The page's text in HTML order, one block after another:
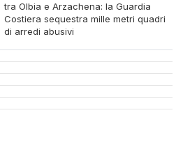
tra Olbia e Arzachena: la Guardia
Costiera sequestra mille metri quadri
di arredi abusivi